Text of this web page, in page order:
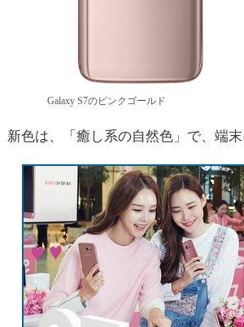
Galaxy S7のピンクゴールド
新色は、「癒し系の自然色」で、端末